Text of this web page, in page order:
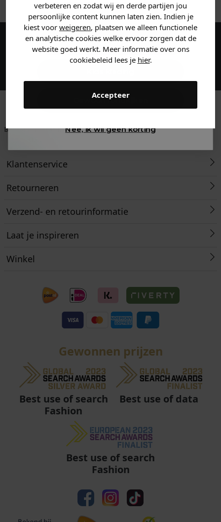
verbeteren en zodat wij en derde partijen jou
persoonlijke content kunnen laten zien. Indien je
kiest voor weigeren, plaatsen we alleen functionele
en analytische cookies welke ervoor zorgen dat de
website goed werkt. Meer informatie over ons
cookiebeleid lees je hier.
Accepteer
Maak een account aan en ontvang 5%
korting op je eerste bestelling!
Betaal achteraf met
Voor 23:59 besteld
Klanten beoordelen
Klantenservice
Retourneren
Verzend- en retourinformatie
Laat je inspireren
Winkel
Gewonnen prijzen
Best use of search
Fashion
Best use of data
Best use of search
Fashion
Heren kleding
Dames kleding
Gewoon rondkijken
Nee, ik wil geen korting